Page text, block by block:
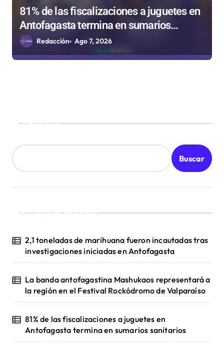
81% de las fiscalizaciones a juguetes en
Antofagasta termina en sumarios
sanitarios
Redacción Ago 7, 2026
Buscar
Buscar
¡Ultimas Noticias!
2,1 toneladas de marihuana fueron incautadas tras
investigaciones iniciadas en Antofagasta
La banda antofagastina Mashukaos representará a
la región en el Festival Rockódromo de Valparaíso
81% de las fiscalizaciones a juguetes en
Antofagasta termina en sumarios sanitarios